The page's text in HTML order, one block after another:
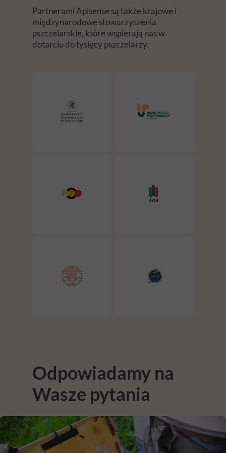
Partnerami Apisense są także krajowe i
międzynarodowe stowarzyszenia
pszczelarskie, które wspierają nas w
dotarciu do tysięcy pszczelarzy.
Odpowiadamy na
Wasze pytania